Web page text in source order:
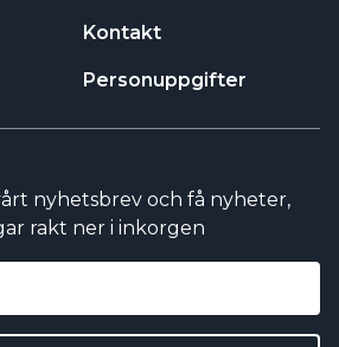
Kontakt
Personuppgifter
nyhetsbrev och få nyheter,
rakt ner i inkorgen